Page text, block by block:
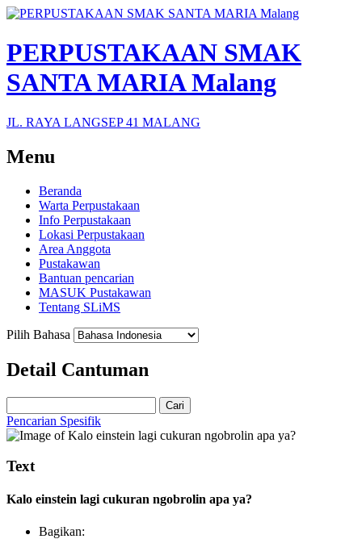
PERPUSTAKAAN SMAK
SANTA MARIA Malang
JL. RAYA LANGSEP 41 MALANG
Menu
Beranda
Warta Perpustakaan
Info Perpustakaan
Lokasi Perpustakaan
Area Anggota
Pustakawan
Bantuan pencarian
MASUK Pustakawan
Tentang SLiMS
Pilih Bahasa
Detail Cantuman
Cari
Pencarian Spesifik
Text
Kalo einstein lagi cukuran ngobrolin apa ya?
Bagikan: